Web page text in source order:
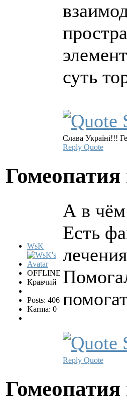
суть
Слава Україні!!!
Reply Quote
Гомеопатия
WsK
OFFLINE
Кравчий
Posts: 406
Karma: 0
А в чём
Есть
Reply Quote
Гомеопатия